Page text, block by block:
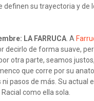
definen su trayectoria y de
LA FARRUCA . A
decirlo de forma suave,
otra parte, seamos
que corre por su
pasos de más. Su actual
como ella sola.